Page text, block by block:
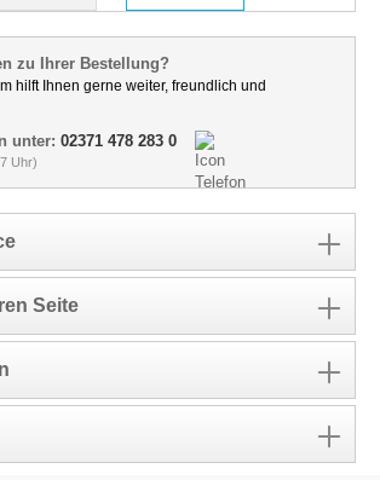
zu Ihrer Bestellung?
hilft Ihnen gerne weiter, freundlich und
unter: 02371 478 283 0
Uhr)
Seite